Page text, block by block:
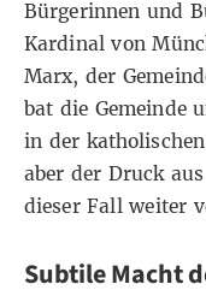
Bürgerinnen und
Kardinal von
Marx, der
bat die Gemeinde
in der
aber der Druck
dieser Fall weiter
Subtile Macht